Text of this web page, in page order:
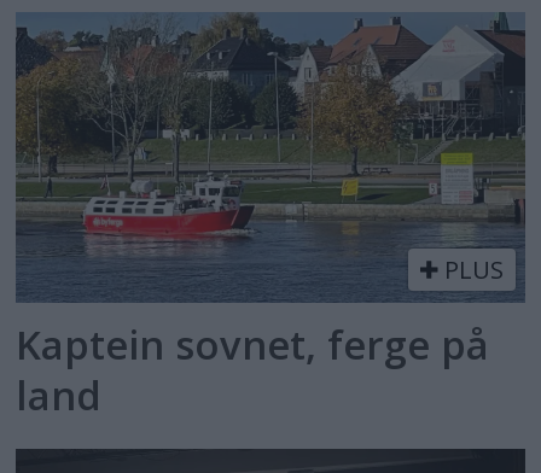
PLUS
Kaptein sovnet, ferge på
land